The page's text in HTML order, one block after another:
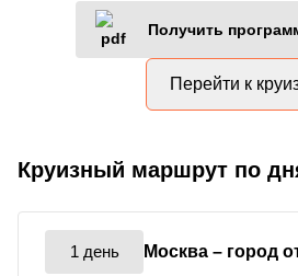
Получить
Перейти к
Круизный маршрут по
1 день Москва – город